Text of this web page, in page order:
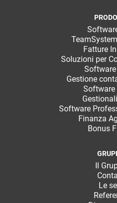
Fatture
Soluzioni per
Gestione
Software
Software
Finanza
Bonus
Il
Le